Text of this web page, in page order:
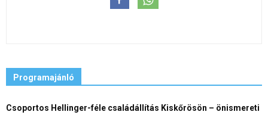
Programajánló
Csoportos Hellinger-féle családállítás Kiskőrösön – önismereti